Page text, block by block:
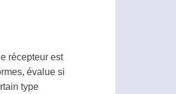
récepteur est
évalue si
type